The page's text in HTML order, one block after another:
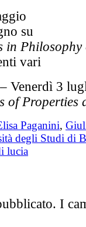
su
in
vari
Venerdì 3
of Properties
Paganini,
degli Studi di
lucia
I